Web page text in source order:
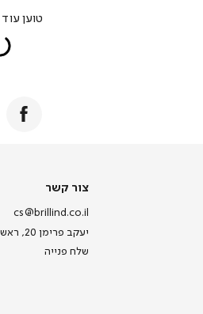
צור
צור קשר
cs@brillind.co.il
יעקב פרימן 20, ראשון-לציון
שלח פנייה